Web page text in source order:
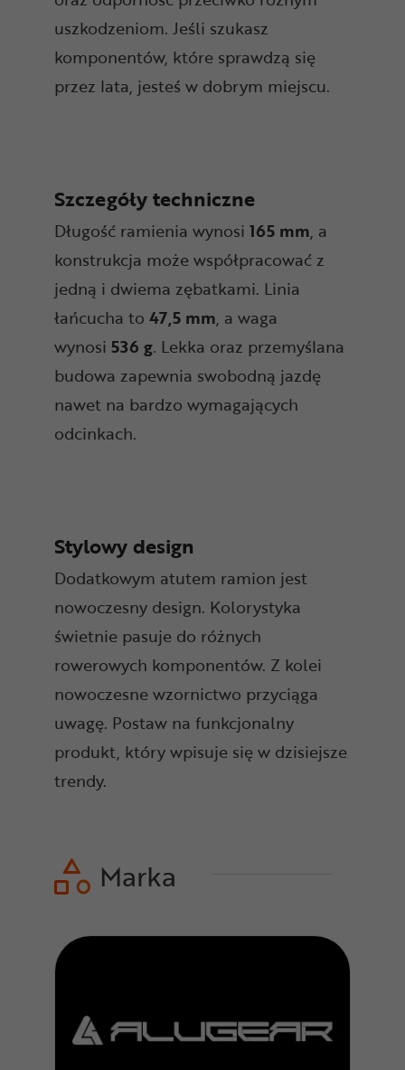
uszkodzeniom. Jeśli szukasz
komponentów, które sprawdzą się
przez lata, jesteś w dobrym miejscu.
Szczegóły techniczne
Długość ramienia wynosi 165 mm, a
konstrukcja może współpracować z
jedną i dwiema zębatkami. Linia
łańcucha to 47,5 mm, a waga
wynosi 536 g. Lekka oraz przemyślana
budowa zapewnia swobodną jazdę
nawet na bardzo wymagających
odcinkach.
Stylowy design
Dodatkowym atutem ramion jest
nowoczesny design. Kolorystyka
świetnie pasuje do różnych
rowerowych komponentów. Z kolei
nowoczesne wzornictwo przyciąga
uwagę. Postaw na funkcjonalny
produkt, który wpisuje się w dzisiejsze
trendy.
Marka